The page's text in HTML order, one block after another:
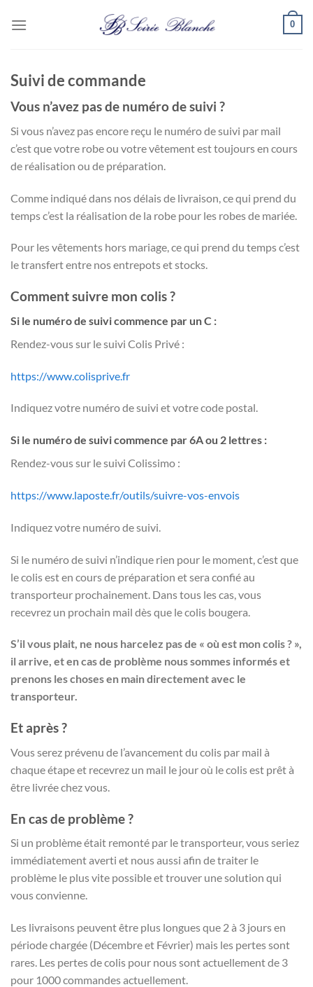
0
Suivi de commande
Vous n’avez pas de numéro de suivi ?
Si vous n’avez pas encore reçu le numéro de suivi par mail
c’est que votre robe ou votre vêtement est toujours en cours
de réalisation ou de préparation.
Comme indiqué dans nos délais de livraison, ce qui prend du
temps c’est la réalisation de la robe pour les robes de mariée.
Pour les vêtements hors mariage, ce qui prend du temps c’est
le transfert entre nos entrepots et stocks.
Comment suivre mon colis ?
Si le numéro de suivi commence par un C :
Rendez-vous sur le suivi Colis Privé :
https://www.colisprive.fr
Indiquez votre numéro de suivi et votre code postal.
Si le numéro de suivi commence par 6A ou 2 lettres :
Rendez-vous sur le suivi Colissimo :
https://www.laposte.fr/outils/suivre-vos-envois
Indiquez votre numéro de suivi.
Si le numéro de suivi n’indique rien pour le moment, c’est que
le colis est en cours de préparation et sera confié au
transporteur prochainement. Dans tous les cas, vous
recevrez un prochain mail dès que le colis bougera.
S’il vous plait, ne nous harcelez pas de « où est mon colis ? »,
il arrive, et en cas de problème nous sommes informés et
prenons les choses en main directement avec le
transporteur.
Et après ?
Vous serez prévenu de l’avancement du colis par mail à
chaque étape et recevrez un mail le jour où le colis est prêt à
être livrée chez vous.
En cas de problème ?
Si un problème était remonté par le transporteur, vous seriez
immédiatement averti et nous aussi afin de traiter le
problème le plus vite possible et trouver une solution qui
vous convienne.
Les livraisons peuvent être plus longues que 2 à 3 jours en
période chargée (Décembre et Février) mais les pertes sont
rares. Les pertes de colis pour nous sont actuellement de 3
pour 1000 commandes actuellement.